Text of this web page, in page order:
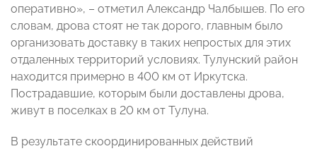
оперативно», – отметил Александр Чалбышев. По его
словам, дрова стоят не так дорого, главным было
организовать доставку в таких непростых для этих
отдаленных территорий условиях. Тулунский район
находится примерно в 400 км от Иркутска.
Пострадавшие, которым были доставлены дрова,
живут в поселках в 20 км от Тулуна.
В результате скоординированных действий